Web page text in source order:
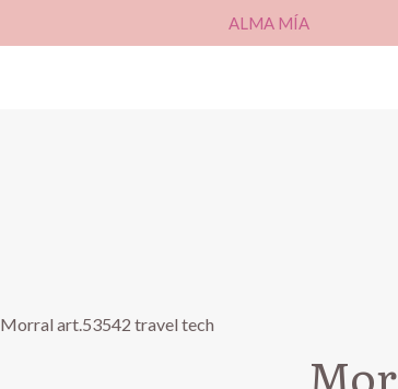
ALMA MÍA
Morral art.53542 travel tech